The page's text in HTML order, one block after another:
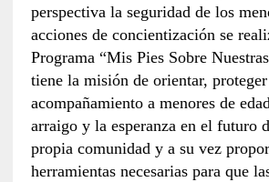
perspectiva la seguridad de los
acciones de concientización se
Programa “Mis Pies Sobre
tiene la misión de orientar,
acompañamiento a menores de
arraigo y la esperanza en el futuro
propia comunidad y a su vez
herramientas necesarias para que